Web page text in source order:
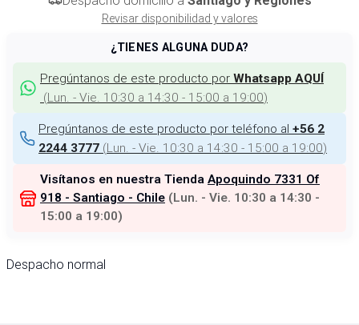
Revisar disponibilidad y valores
¿TIENES ALGUNA DUDA?
Pregúntanos de este producto por Whatsapp AQUÍ
(Lun. - Vie. 10:30 a 14:30 - 15:00 a 19:00)
Pregúntanos de este producto por teléfono al +56 2
2244 3777 (Lun. - Vie. 10:30 a 14:30 - 15:00 a 19:00)
Visítanos en nuestra Tienda Apoquindo 7331 Of
918 - Santiago - Chile (Lun. - Vie. 10:30 a 14:30 -
15:00 a 19:00)
Despacho normal